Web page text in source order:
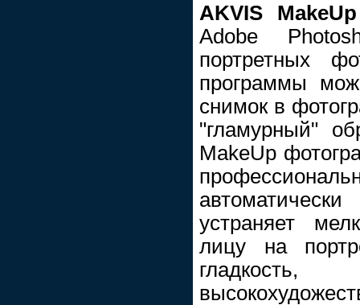
AKVIS MakeUp
Adobe
портретных
программы
снимок в
"гламурный"
MakeUp
устраняет
лицу на